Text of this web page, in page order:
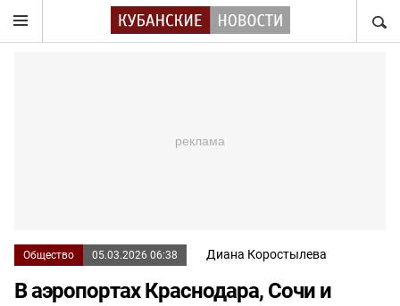
Общество 05.03.2026 06:38 Диана Коростылева
В аэропортах Краснодара, Сочи и